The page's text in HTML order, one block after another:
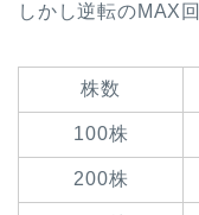
しかし逆転のMAX
株数
100株
200株